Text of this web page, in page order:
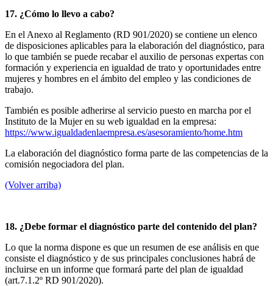
17. ¿Cómo lo llevo a cabo?
En el Anexo al Reglamento (RD 901/2020) se contiene un elenco
de disposiciones aplicables para la elaboración del diagnóstico, para
lo que también se puede recabar el auxilio de personas expertas con
formación y experiencia en igualdad de trato y oportunidades entre
mujeres y hombres en el ámbito del empleo y las condiciones de
trabajo.
También es posible adherirse al servicio puesto en marcha por el
Instituto de la Mujer en su web igualdad en la empresa:
https://www.igualdadenlaempresa.es/asesoramiento/home.htm
La elaboración del diagnóstico forma parte de las competencias de la
comisión negociadora del plan.
(Volver arriba)
18. ¿Debe formar el diagnóstico parte del contenido del plan?
Lo que la norma dispone es que un resumen de ese análisis en que
consiste el diagnóstico y de sus principales conclusiones habrá de
incluirse en un informe que formará parte del plan de igualdad
(art.7.1.2º RD 901/2020).